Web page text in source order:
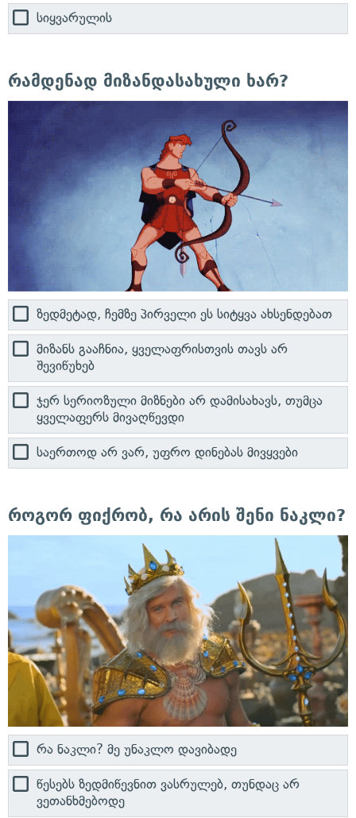
სიყვარულის
რამდენად მიზანდასახული ხარ?
ზედმეტად, ჩემზე პირველი ეს სიტყვა ახსენდებათ
მიზანს გააჩნია, ყველაფრისთვის თავს არ
შევიწუხებ
ჯერ სერიოზული მიზნები არ დამისახავს, თუმცა
ყველაფერს მივაღწევდი
საერთოდ არ ვარ, უფრო დინებას მივყვები
როგორ ფიქრობ, რა არის შენი ნაკლი?
რა ნაკლი? მე უნაკლო დავიბადე
წესებს ზედმიწევნით ვასრულებ, თუნდაც არ
ვეთანხმებოდე